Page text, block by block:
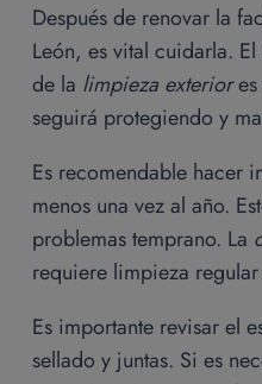
Después de renovar la
León, es vital cuidarla. El
de la limpieza exteriores
seguirá protegiendo y
Es recomendable hacer
menos una vez al año.
problemas temprano. La
requiere limpieza
Es importante revisar el
sellado y juntas. Si es